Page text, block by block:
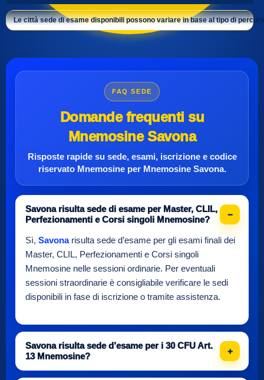
Le città sede di esame disponibili possono variare in base al tipo di
FAQ SEDE
Domande frequenti su
Mnemosine Savona
Risposte rapide su sede, esami, iscrizione e codice
riservato Mnemosineper Mnemosine Savona.
Savona risulta sede di esame per Master, CLIL,
Perfezionamenti e Corsi singoli Mnemosine?
Sì, Savonarisulta sede d’esame per gli esami finali dei
Master, CLIL, Perfezionamenti e Corsi singoli
Mnemosine nelle sessioni ordinarie. Per eventuali
sessioni straordinarie è consigliabile verificare le sedi
disponibili in fase di iscrizione o tramite assistenza.
Savona risulta sede d’esame per i 30 CFU Art.
13 Mnemosine?